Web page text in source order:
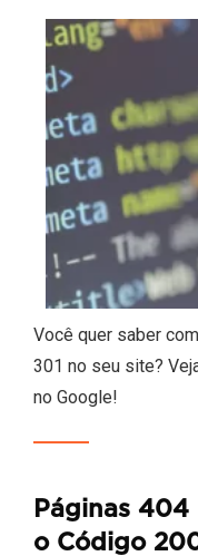
Você quer saber
301 no seu site?
no Google!
Páginas 404
o Código